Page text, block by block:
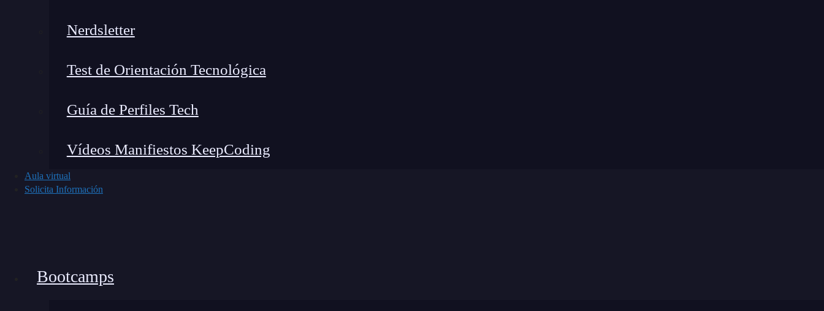
Nerdsletter
Test de Orientación Tecnológica
Guía de Perfiles Tech
Vídeos Manifiestos KeepCoding
Aula virtual
Solicita Información
Bootcamps
¿Qué es un bootcamp y cuáles son sus beneficios?
Leer más »